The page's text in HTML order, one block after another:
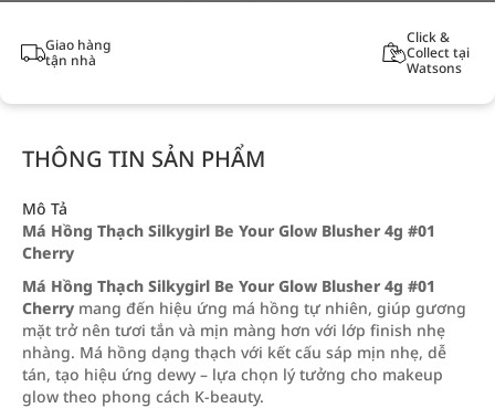
Giao hàng
tận nhà
Click &
Collect tại
Watsons
THÔNG TIN SẢN PHẨM
Mô Tả
Má Hồng Thạch Silkygirl Be Your Glow Blusher 4g #01
Cherry
Má Hồng Thạch Silkygirl Be Your Glow Blusher 4g #01
Cherry mang đến hiệu ứng má hồng tự nhiên, giúp gương
mặt trở nên tươi tắn và mịn màng hơn với lớp finish nhẹ
nhàng. Má hồng dạng thạch với kết cấu sáp mịn nhẹ, dễ
tán, tạo hiệu ứng dewy – lựa chọn lý tưởng cho makeup
glow theo phong cách K-beauty.